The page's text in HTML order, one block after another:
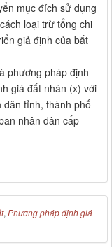
mục đích sử dụng
loại trừ tổng chi
giả định của bất
phương pháp định
giá đất nhân (x) với
dân tỉnh, thành phố
nhân dân cấp
, Phương pháp định giá